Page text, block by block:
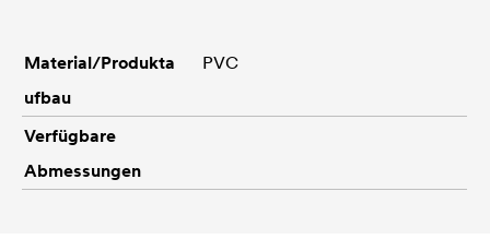
Material/Produkta
ufbau
PVC
Verfügbare
Abmessungen